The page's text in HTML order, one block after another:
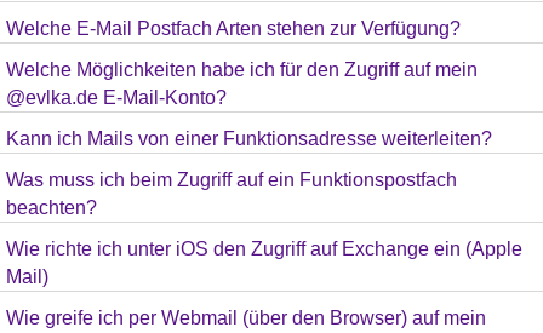
Welche E-Mail Postfach Arten stehen zur Verfügung?
Welche Möglichkeiten habe ich für den Zugriff auf mein
@evlka.de E-Mail-Konto?
Kann ich Mails von einer Funktionsadresse weiterleiten?
Was muss ich beim Zugriff auf ein Funktionspostfach
beachten?
Wie richte ich unter iOS den Zugriff auf Exchange ein (Apple
Mail)
Wie greife ich per Webmail (über den Browser) auf mein